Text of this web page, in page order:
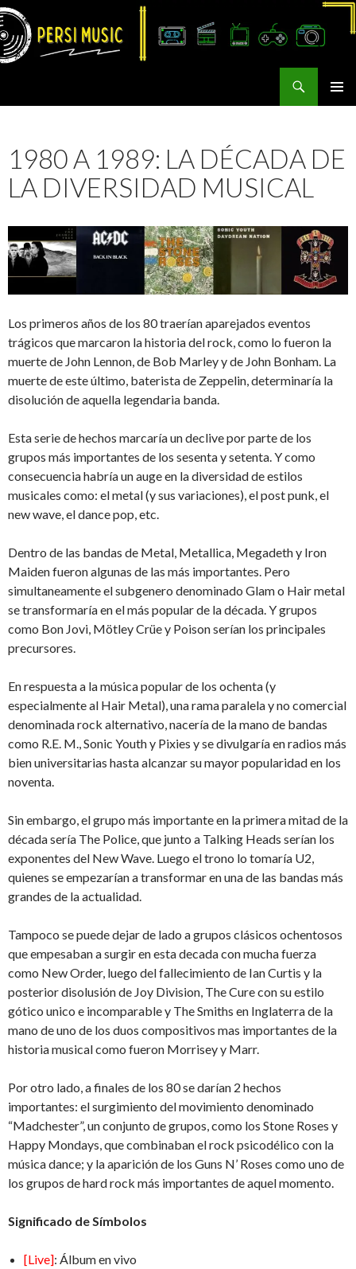
1980 A 1989: LA DÉCADA DE
LA DIVERSIDAD MUSICAL
Los primeros años de los 80 traerían aparejados eventos
trágicos que marcaron la historia del rock, como lo fueron la
muerte de John Lennon, de Bob Marley y de John Bonham. La
muerte de este último, baterista de Zeppelin, determinaría la
disolución de aquella legendaria banda.
Esta serie de hechos marcaría un declive por parte de los
grupos más importantes de los sesenta y setenta. Y como
consecuencia habría un auge en la diversidad de estilos
musicales como: el metal (y sus variaciones), el post punk, el
new wave, el dance pop, etc.
Dentro de las bandas de Metal, Metallica, Megadeth y Iron
Maiden fueron algunas de las más importantes. Pero
simultaneamente el subgenero denominado Glam o Hair metal
se transformaría en el más popular de la década. Y grupos
como Bon Jovi, Mötley Crüe y Poison serían los principales
precursores.
En respuesta a la música popular de los ochenta (y
especialmente al Hair Metal), una rama paralela y no comercial
denominada rock alternativo, nacería de la mano de bandas
como R.E. M., Sonic Youth y Pixies y se divulgaría en radios más
bien universitarias hasta alcanzar su mayor popularidad en los
noventa.
Sin embargo, el grupo más importante en la primera mitad de la
década sería The Police, que junto a Talking Heads serían los
exponentes del New Wave. Luego el trono lo tomaría U2,
quienes se empezarían a transformar en una de las bandas más
grandes de la actualidad.
Tampoco se puede dejar de lado a grupos clásicos ochentosos
que empesaban a surgir en esta decada con mucha fuerza
como New Order, luego del fallecimiento de Ian Curtis y la
posterior disolusión de Joy Division, The Cure con su estilo
gótico unico e incomparable y The Smiths en Inglaterra de la
mano de uno de los duos compositivos mas importantes de la
historia musical como fueron Morrisey y Marr.
Por otro lado, a finales de los 80 se darían 2 hechos
importantes: el surgimiento del movimiento denominado
“Madchester”, un conjunto de grupos, como los Stone Roses y
Happy Mondays, que combinaban el rock psicodélico con la
música dance; y la aparición de los Guns N’ Roses como uno de
los grupos de hard rock más importantes de aquel momento.
Significado de Símbolos
[Live]: Álbum en vivo